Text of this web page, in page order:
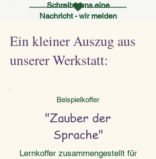
Schreibe uns eine
Nachricht - wir melden
Klicke auf den Button.
Ein kleiner Auszug aus
unserer Werkstatt:
Beispielkoffer
"Zauber der
Sprache"
Lernkoffer zusammengestellt für